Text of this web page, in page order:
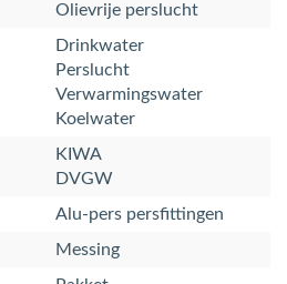
Olievrije perslucht
Drinkwater
Perslucht
Verwarmingswater
Koelwater
KIWA
DVGW
Alu-pers persfittingen
Messing